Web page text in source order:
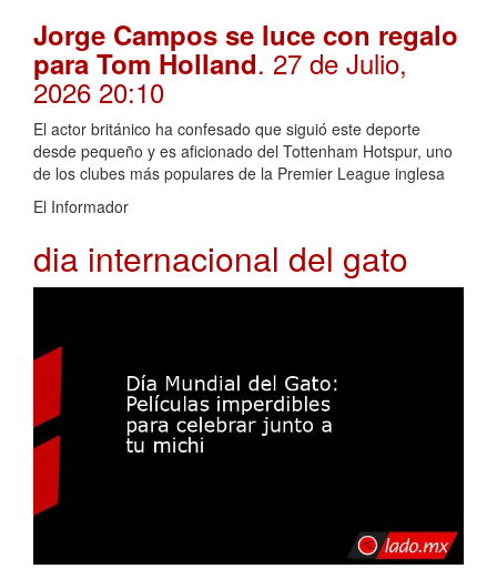
Jorge Campos se luce con regalo
para Tom Holland. 27 de Julio,
2026 20:10
El actor británico ha confesado que siguió este deporte
desde pequeño y es aficionado del Tottenham Hotspur, uno
de los clubes más populares de la Premier League inglesa
El Informador
dia internacional del gato